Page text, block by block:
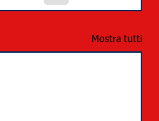
Mostra tutti